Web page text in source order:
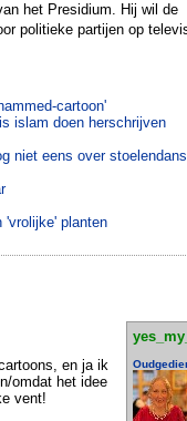
het Presidium. Hij wil de
politieke partijen op
cartoon'
islam doen herschrijven
niet eens over stoelendans
'vrolijke' planten
en ja ik
omdat het idee
vent!